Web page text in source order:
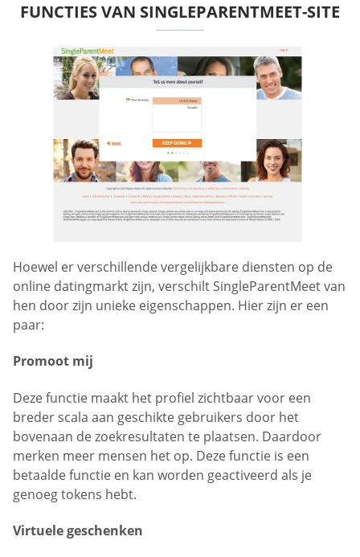
FUNCTIES VAN SINGLEPARENTMEET-SITE
Hoewel er verschillende vergelijkbare diensten op de
online datingmarkt zijn, verschilt SingleParentMeet van
hen door zijn unieke eigenschappen. Hier zijn er een
paar:
Promoot mij
Deze functie maakt het profiel zichtbaar voor een
breder scala aan geschikte gebruikers door het
bovenaan de zoekresultaten te plaatsen. Daardoor
merken meer mensen het op. Deze functie is een
betaalde functie en kan worden geactiveerd als je
genoeg tokens hebt.
Virtuele geschenken